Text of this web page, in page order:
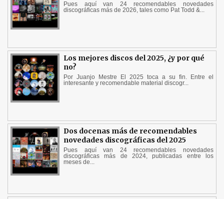
Pues aquí van 24 recomendables novedades
discográficas más de 2026, tales como Pat Todd &...
Los mejores discos del 2025, ¿y por qué
no?
Por Juanjo Mestre El 2025 toca a su fin. Entre el
interesante y recomendable material discogr...
Dos docenas más de recomendables
novedades discográficas del 2025
Pues aquí van 24 recomendables novedades
discográficas más de 2024, publicadas entre los
meses de...